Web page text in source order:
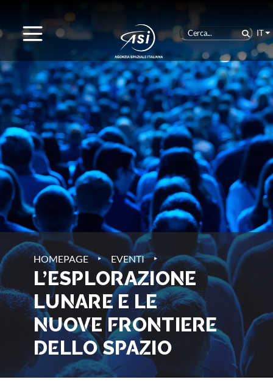
IT
HOMEPAGE ‣ EVENTI ‣
L’ESPLORAZIONE
LUNARE E LE
NUOVE FRONTIERE
DELLO SPAZIO